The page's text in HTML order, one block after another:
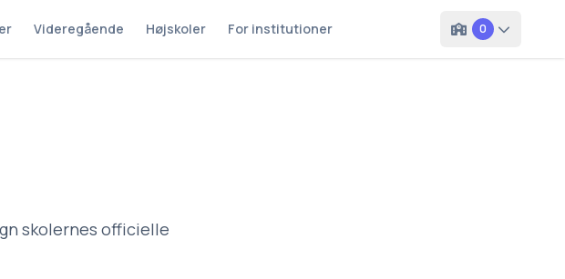
Videregående Højskoler For institutioner 0
skolernes officielle